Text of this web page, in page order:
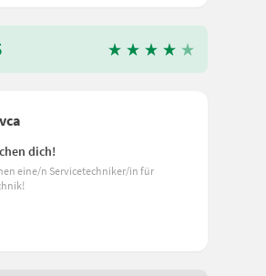
mit Unterlenkerbolzen
dich!
eine/n Servicetechniker/in für